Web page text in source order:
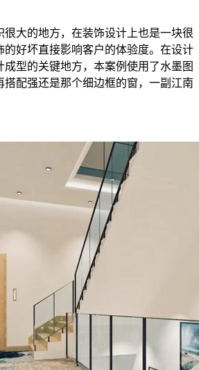
很大的地方，在装饰设计上也是一块很
的好坏直接影响客户的体验度。在设计
成型的关键地方，本案例使用了水墨图
搭配强还是那个细边框的窗，一副江南